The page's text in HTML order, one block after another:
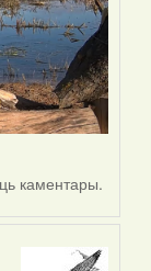
каментары.